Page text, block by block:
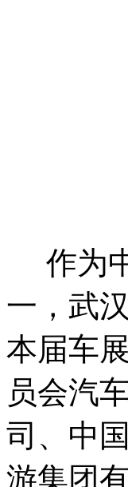
作为
一，武
本届车
员会汽
司、中
游集团